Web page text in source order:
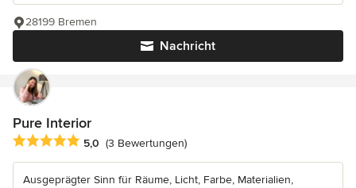
Nachricht
28199 Bremen
Pure Interior
Durchschnittliche Bewertung: 5 von 5 Sternen
5,0 (3 Bewertungen)
Ausgeprägter Sinn für Räume, Licht, Farbe, Materialien,